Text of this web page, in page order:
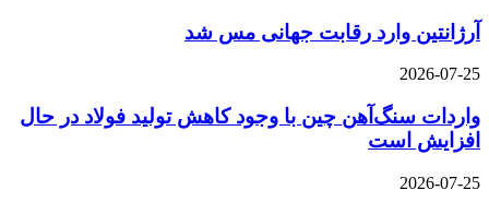
آرژانتین وارد رقابت جهانی مس شد
2026-07-25
واردات سنگ‌آهن چین با وجود کاهش تولید فولاد در حال
افزایش است
2026-07-25